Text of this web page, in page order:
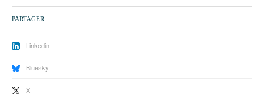
PARTAGER
Linkedin
Bluesky
X